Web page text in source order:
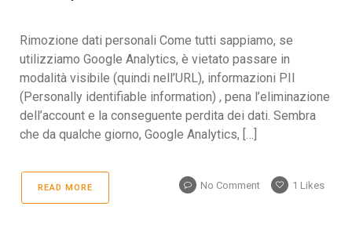
Rimozione dati personali Come tutti sappiamo, se
utilizziamo Google Analytics, è vietato passare in
modalità visibile (quindi nell’URL), informazioni PII
(Personally identifiable information) , pena l’eliminazione
dell’account e la conseguente perdita dei dati. Sembra
che da qualche giorno, Google Analytics, […]
READ MORE No Comment 1 Likes